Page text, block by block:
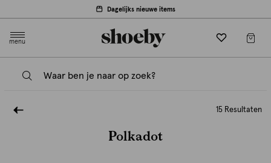
Dagelijks nieuwe items
menu
15 Resultaten
Polkadot